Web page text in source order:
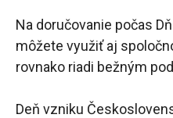
Na doručovanie počas
môžete využiť aj
rovnako riadi bežným
Deň vzniku